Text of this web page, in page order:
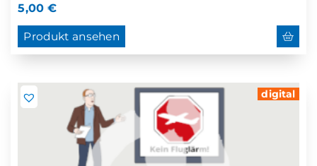
5,00€
Produkt ansehen
digital